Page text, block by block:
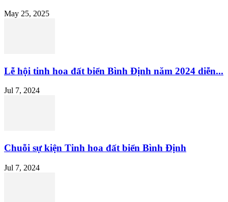
May 25, 2025
Lễ hội tinh hoa đất biển Bình Định năm 2024 diễn...
Jul 7, 2024
Chuỗi sự kiện Tinh hoa đất biển Bình Định
Jul 7, 2024